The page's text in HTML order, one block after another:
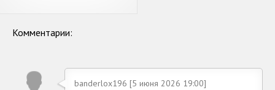
Комментарии:
banderlox196 [5 июня 2026 19:00]